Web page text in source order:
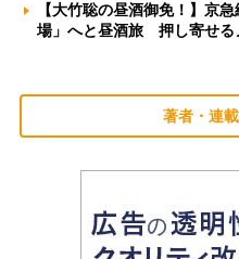
【大竹聡の昼酒御免！】京
場」へと昼酒旅 押し寄せ
著者・連